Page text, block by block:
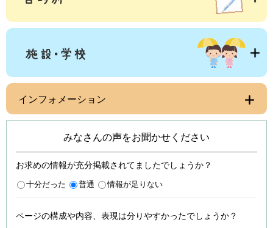
インフォメーション
みなさんの声をお聞かせください
お求めの情報が充分掲載されてましたでしょうか？
十分だった 普通 情報が足りない
ページの構成や内容、表現は分りやすかったでしょうか？